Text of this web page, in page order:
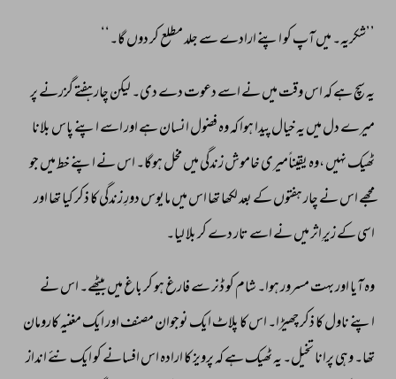
’’شکریہ۔ میں آپ کو اپنے ارادے سے جلد مطلع کر دوں گا۔‘‘
یہ سچ ہے کہ اس وقت میں نے اسے دعوت دے دی۔ لیکن چار ہفتے گزرنے پر
میرے دل میں یہ خیال پیدا ہوا کہ وہ فضول انسان ہے اور اسے اپنے پاس بلانا
ٹھیک نہیں ،وہ یقیناًمیری خاموش زندگی میں مخل ہوگا۔ اس نے اپنے خط میں جو
مجھے اس نے چار ہفتوں کے بعد لکھا تھا اس میں مایوس دورِ زندگی کا ذکر کیا تھا اور
اسی کے زیرِ اثر میں نے اسے تار دے کر بلا لیا۔
وہ آیا اور بہت مسرور ہوا۔ شام کو ڈنر سے فارغ ہو کر باغ میں بیٹھے۔ اس نے
اپنے ناول کا ذکر چھیڑا۔ اس کا پلاٹ ایک نوجوان مصنف اور ایک مغنیہ کارومان
تھا۔ وہی پرانا تخیل۔ یہ ٹھیک ہے کہ پرویز کا ارادہ اس افسانے کو ایک نئے انداز